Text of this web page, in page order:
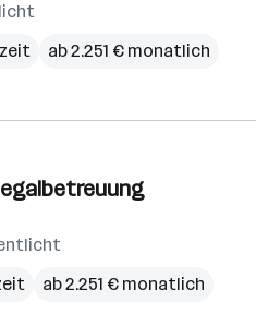
ab 2.251 € monatlich
ab 2.251 € monatlich